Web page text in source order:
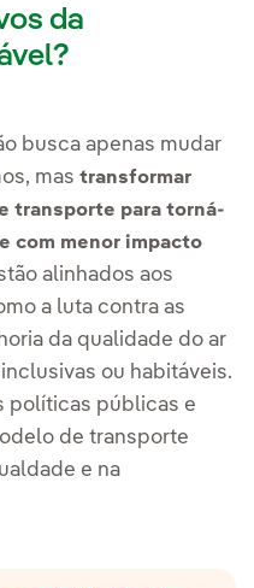
da
busca apenas mudar
mas transformar
transporte para torná-
com menor impacto
alinhados aos
a luta contra as
da qualidade do ar
ou habitáveis.
políticas públicas e
de transporte
e na